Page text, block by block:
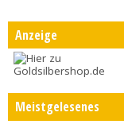
Anzeige
Meistgelesenes